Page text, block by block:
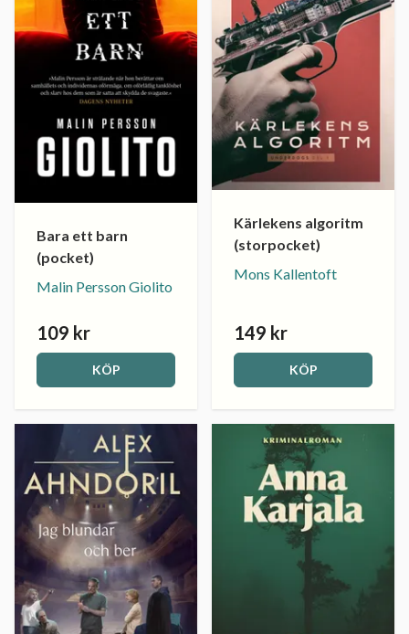
Bara ett barn
(pocket)
Malin Persson Giolito
109 kr
KÖP
Kärlekens algoritm
(storpocket)
Mons Kallentoft
149 kr
KÖP